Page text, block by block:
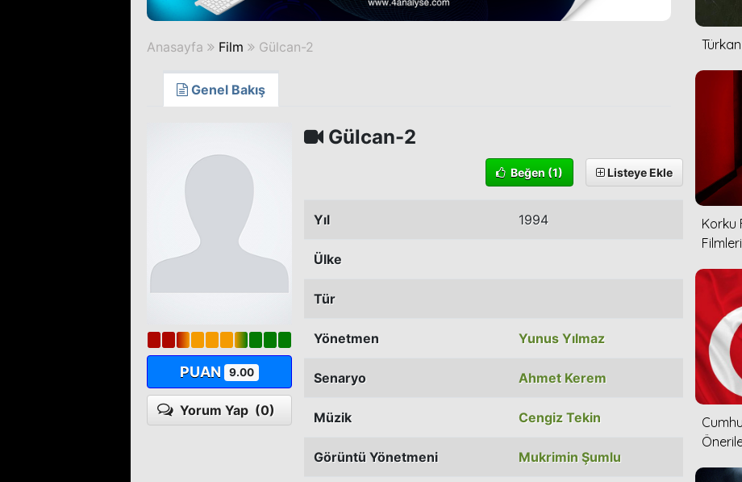
Anasayfa Film Gülcan-2
Genel Bakış
PUAN 9.00
Yorum Yap (0)
Gülcan-2
Beğen (1) Listeye Ekle
Yıl 1994
Ülke
Tür
Yönetmen Yunus Yılmaz
Senaryo Ahmet Kerem
Müzik Cengiz Tekin
Görüntü Yönetmeni Mukrimin Şumlu
Korku